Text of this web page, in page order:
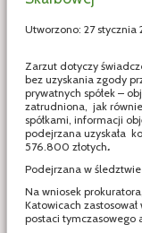
Utworzono: 27 stycznia
Zarzut dotyczy
bez uzyskania zgody
prywatnych spółek –
zatrudniona, jak
spółkami, informacji
podejrzana uzyskała
576.800 złotych.
Podejrzana w śledztwie
Na wniosek
Katowicach
postaci tymczasowego